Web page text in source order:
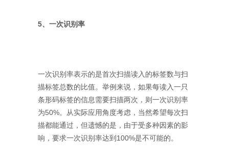
5、一次识别率
一次识别率表示的是首次扫描读入的标签数与扫
描标签总数的比值。举例来说，如果每读入一只
条形码标签的信息需要扫描两次，则一次识别率
为50%。从实际应用角度考虑，当然希望每次扫
描都能通过，但遗憾的是，由于受多种因素的影
响，要求一次识别率达到100%是不可能的。